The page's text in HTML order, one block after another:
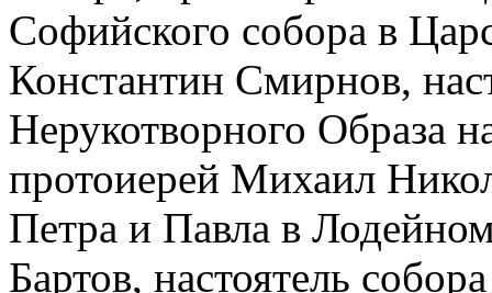
Софийского собора в
Константин Смирнов,
Нерукотворного Образа
протоиерей Михаил
Петра и Павла в
Бартов, настоятель